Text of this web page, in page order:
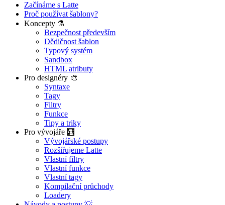
Začínáme s Latte
Proč používat šablony?
Koncepty ⚗️
Bezpečnost především
Dědičnost šablon
Typový systém
Sandbox
HTML atributy
Pro designéry 🎨
Syntaxe
Tagy
Filtry
Funkce
Tipy a triky
Pro vývojáře 🧮
Vývojářské postupy
Rozšiřujeme Latte
Vlastní filtry
Vlastní funkce
Vlastní tagy
Kompilační průchody
Loadery